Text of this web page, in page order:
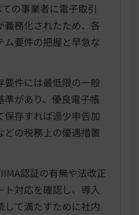
の事業者に電子取引
義務化されたため、各
ム要件の把握と早急な
要件には最低限の一般
準があり、優良電子帳
保存すれば過少申告加
どの税務上の優遇措置
認証の有無や法改正
ト対応を確認し、導入
して満たすために社内